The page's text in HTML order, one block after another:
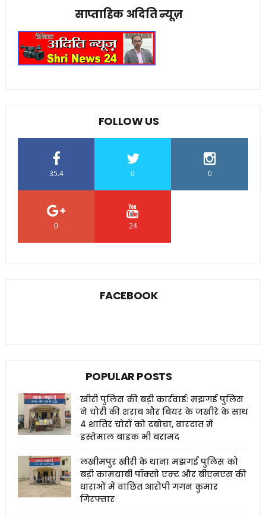
साप्ताहिक अदिति न्यूज़
FOLLOW US
35.4 0 0
0 24
FACEBOOK
POPULAR POSTS
खीरी पुलिस की बड़ी कार्रवाई: मझगई पुलिस
ने चोरी की शराब और बियर के जखीरे के साथ
4 शातिर चोरों को दबोचा, वारदात में
इस्तेमाल बाइक भी बरामद
लखीमपुर खीरी के थाना मझगई पुलिस को
बड़ी कामयाबी पॉक्सो एक्ट और बीएनएस की
धाराओं में वांछित आरोपी गगन कुमार
गिरफ्तार